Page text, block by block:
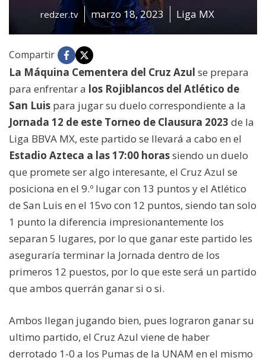
redzer.tv marzo 18, 2023 Liga MX
Compartir
La Máquina Cementera del Cruz Azul se prepara
para enfrentar a los Rojiblancos del Atlético de
San Luis para jugar su duelo correspondiente a la
Jornada 12 de este Torneo de Clausura 2023 de la
Liga BBVA MX, este partido se llevará a cabo en el
Estadio Azteca a las 17:00 horassiendo un duelo
que promete ser algo interesante, el Cruz Azul se
posiciona en el 9.º lugar con 13 puntos y el Atlético
de San Luis en el 15vo con 12 puntos, siendo tan solo
1 punto la diferencia impresionantemente los
separan 5 lugares, por lo que ganar este partido les
aseguraría terminar la Jornada dentro de los
primeros 12 puestos, por lo que este será un partido
que ambos querrán ganar si o si.
Ambos llegan jugando bien, pues lograron ganar su
ultimo partido, el Cruz Azul viene de haber
derrotado 1-0 a los Pumas de la UNAM en el mismo